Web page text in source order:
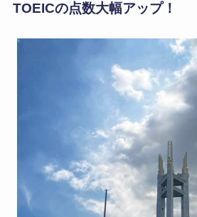
TOEICの点数大幅アップ！